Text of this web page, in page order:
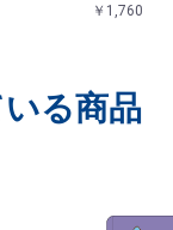
￥1,760
る商品